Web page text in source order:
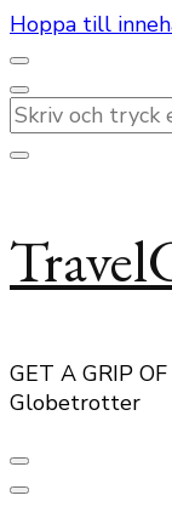
Hoppa till
Letar
du
efter
GET A GRIP
Globetrotter